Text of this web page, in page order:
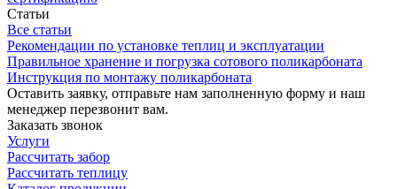
Статьи
Все статьи
Рекомендации по установке теплиц и эксплуатации
Правильное хранение и погрузка сотового поликарбоната
Инструкция по монтажу поликарбоната
Оставить заявку, отправьте нам заполненную форму и наш
менеджер перезвонит вам.
Заказать звонок
Услуги
Рассчитать забор
Рассчитать теплицу